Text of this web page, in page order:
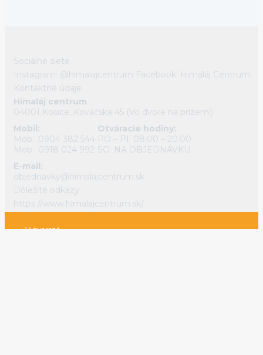
Sociálne siete
Instagram: @himalajcentrum Facebook: Himaláj Centrum
Kontaktné údaje
Himaláj centrum
04001 Košice, Kováčska 45 (Vo dvore na prízemí)
Mobil:
Mob.: 0904 382 544
Mob.: 0918 024 992
Otváracie hodiny:
PO – PI: 08.00 – 20.00
SO: NA OBJEDNÁVKU
E-mail:
objednavky@himalajcentrum.sk
Dôležité odkazy
https://www.himalajcentrum.sk/
Vytvorené